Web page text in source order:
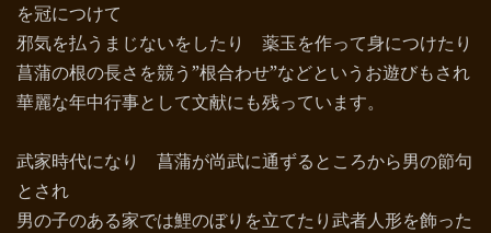
を冠につけて
邪気を払うまじないをしたり 薬玉を作って身につけたり
菖蒲の根の長さを競う”根合わせ”などというお遊びもされ
華麗な年中行事として文献にも残っています。
武家時代になり 菖蒲が尚武に通ずるところから男の節句
とされ
男の子のある家では鯉のぼりを立てたり武者人形を飾った